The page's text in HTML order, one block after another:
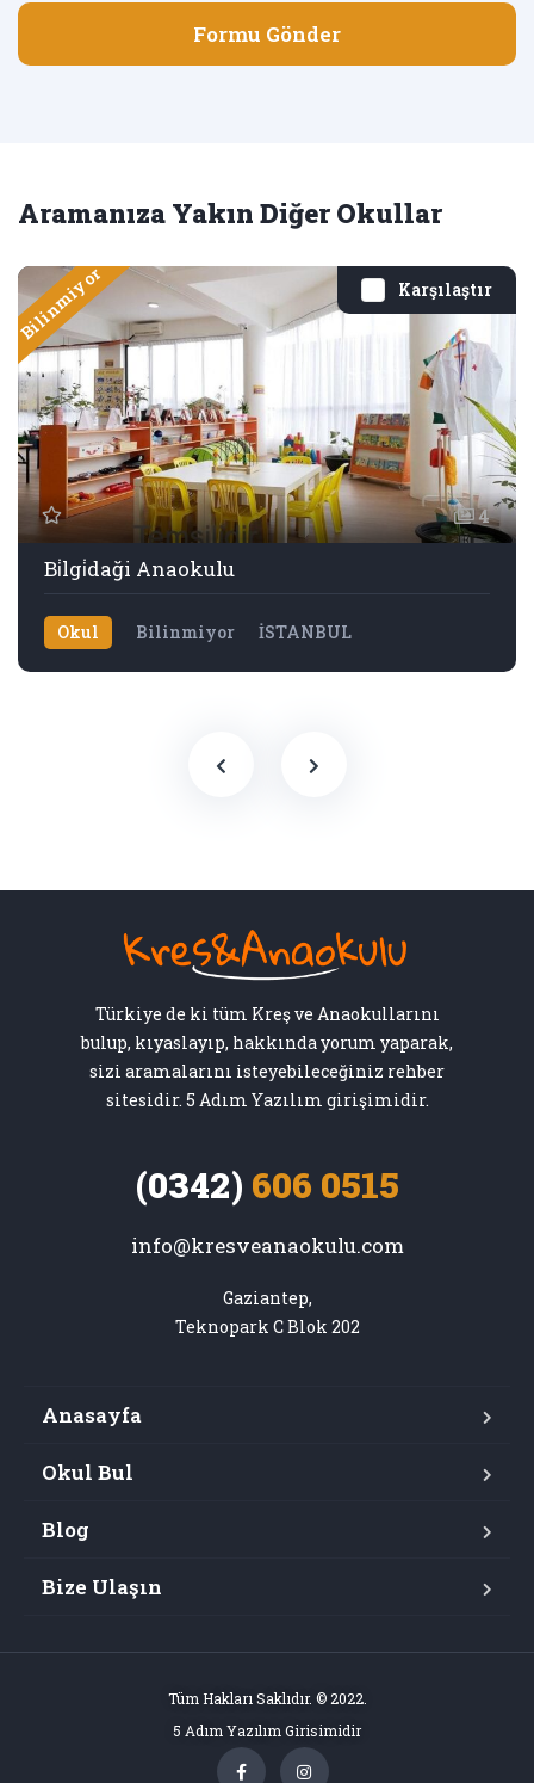
Formu Gönder
Aramanıza Yakın Diğer Okullar
Karşılaştır
Bilinmiyor
4
Bi̇lgi̇daği Anaokulu
Okul Bilinmiyor İSTANBUL
Türkiye de ki tüm Kreş ve Anaokullarını
bulup, kıyaslayıp, hakkında yorum yaparak,
sizi aramalarını isteyebileceğiniz rehber
sitesidir. 5 Adım Yazılım girişimidir.
(0342) 606 0515
info@kresveanaokulu.com
Gaziantep,
Teknopark C Blok 202
Anasayfa
Okul Bul
Blog
Bize Ulaşın
Tüm Hakları Saklıdır. © 2022.
5 Adım Yazılım Girisimidir